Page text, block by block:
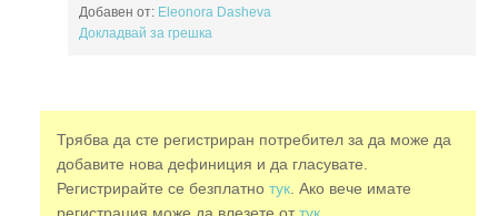
Добавен от: Eleonora Dasheva
Докладвай за грешка
Трябва да сте регистриран потребител за да може да
добавите нова дефиниция и да гласувате.
Регистрирайте се безплатнотук . Ако вече имате